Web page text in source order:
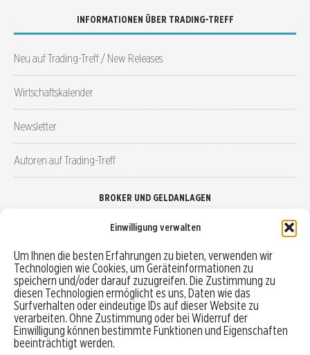
Einwilligung verwalten
Um Ihnen die besten Erfahrungen zu bieten, verwenden wir
Technologien wie Cookies, um Geräteinformationen zu
speichern und/oder darauf zuzugreifen. Die Zustimmung zu
diesen Technologien ermöglicht es uns, Daten wie das
Surfverhalten oder eindeutige IDs auf dieser Website zu
verarbeiten. Ohne Zustimmung oder bei Widerruf der
Einwilligung können bestimmte Funktionen und Eigenschaften
beeinträchtigt werden.
INFORMATIONEN ÜBER TRADING-TREFF
Neu auf Trading-Treff / New Releases
Wirtschaftskalender
Newsletter
Autoren auf Trading-Treff
BROKER UND GELDANLAGEN
Robo-Advisor vergleichen
Depotvergleich
Festgeld vergleichen